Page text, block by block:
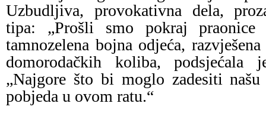
Uzbudljiva, provokativna dela,
tipa: „Prošli smo pokraj praonice
tamnozelena bojna odjeća,
domorodačkih koliba,
„Najgore što bi moglo zadesiti
pobjeda u ovom ratu.“